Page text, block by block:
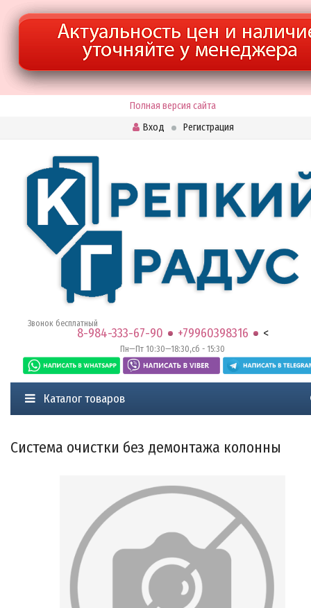
Полная версия сайта
Вход
Регистрация
8-984-333-67-90 +79960398316 <
Звонок бесплатный
Пн—Пт 10:30—18:30,сб - 15:30
Каталог товаров
Система очистки без демонтажа колонны